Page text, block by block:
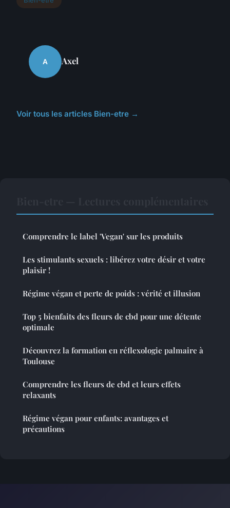
A Axel
Voir tous les articles Bien-etre →
Comprendre le label 'Vegan' sur les produits
Les stimulants sexuels : libérez votre désir et votre
plaisir !
Régime végan et perte de poids : vérité et illusion
Top 5 bienfaits des fleurs de cbd pour une détente
optimale
Découvrez la formation en réflexologie palmaire à
Toulouse
Comprendre les fleurs de cbd et leurs effets
relaxants
Régime végan pour enfants: avantages et
précautions